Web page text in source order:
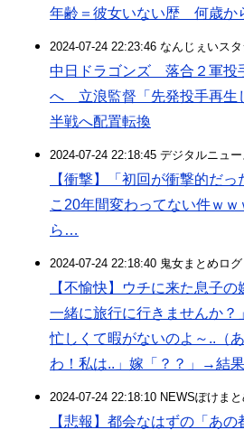
年齢＝彼女いない歴 何歳か
2024-07-24 22:23:46 なんじぇいス
中日ドラゴンズ 落合２軍投
へ 立浪監督「先発投手再
半戦へ配置転換
2024-07-24 22:18:45 デジタルニュ
【衝撃】「初回が衝撃的だ
こ20年間変わってない件ｗ
ら…
2024-07-24 22:18:40 鬼女まとめロ
【不愉快】ウチに来た息子
一緒に旅行に行きませんか？
忙しくて暇がないのよ～..（
わ！私は..」嫁「？？」→結果
2024-07-24 22:18:10 NEWSぽけま
【悲報】都会なはずの「あ